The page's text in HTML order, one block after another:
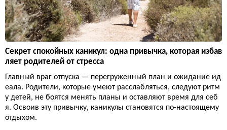
Секрет спокойных каникул: одна привычка, которая избав
ляет родителей от стресса
Главный враг отпуска — перегруженный план и ожидание ид
еала. Родители, которые умеют расслабляться, следуют ритм
у детей, не боятся менять планы и оставляют время для себ
я. Освоив эту привычку, каникулы становятся по-настоящему
отдыхом.